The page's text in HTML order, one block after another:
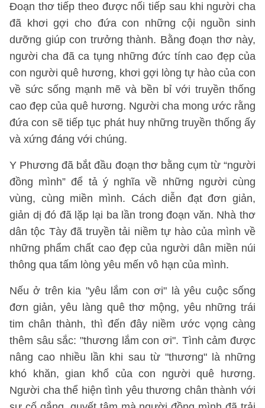
Đoạn thơ tiếp theo được nối tiếp sau khi người cha
đã khơi gợi cho đứa con những cội nguồn sinh
dưỡng giúp con trưởng thành. Bằng đoạn thơ này,
người cha đã ca tụng những đức tính cao đẹp của
con người quê hương, khơi gợi lòng tự hào của con
về sức sống mạnh mẽ và bền bỉ với truyền thống
cao đẹp của quê hương. Người cha mong ước rằng
đứa con sẽ tiếp tục phát huy những truyền thống ấy
và xứng đáng với chúng.
Y Phương đã bắt đầu đoạn thơ bằng cụm từ “người
đồng mình” để tả ý nghĩa về những người cùng
vùng, cùng miền mình. Cách diễn đạt đơn giản,
giản dị đó đã lặp lại ba lần trong đoạn văn. Nhà thơ
dân tộc Tày đã truyền tải niềm tự hào của mình về
những phẩm chất cao đẹp của người dân miền núi
thông qua tấm lòng yêu mến vô hạn của mình.
Nếu ở trên kia "yêu lắm con ơi" là yêu cuộc sống
đơn giản, yêu làng quê thơ mộng, yêu những trái
tim chân thành, thì đến đây niềm ước vọng càng
thêm sâu sắc: "thương lắm con ơi". Tình cảm được
nâng cao nhiều lần khi sau từ "thương" là những
khó khăn, gian khổ của con người quê hương.
Người cha thể hiện tình yêu thương chân thành với